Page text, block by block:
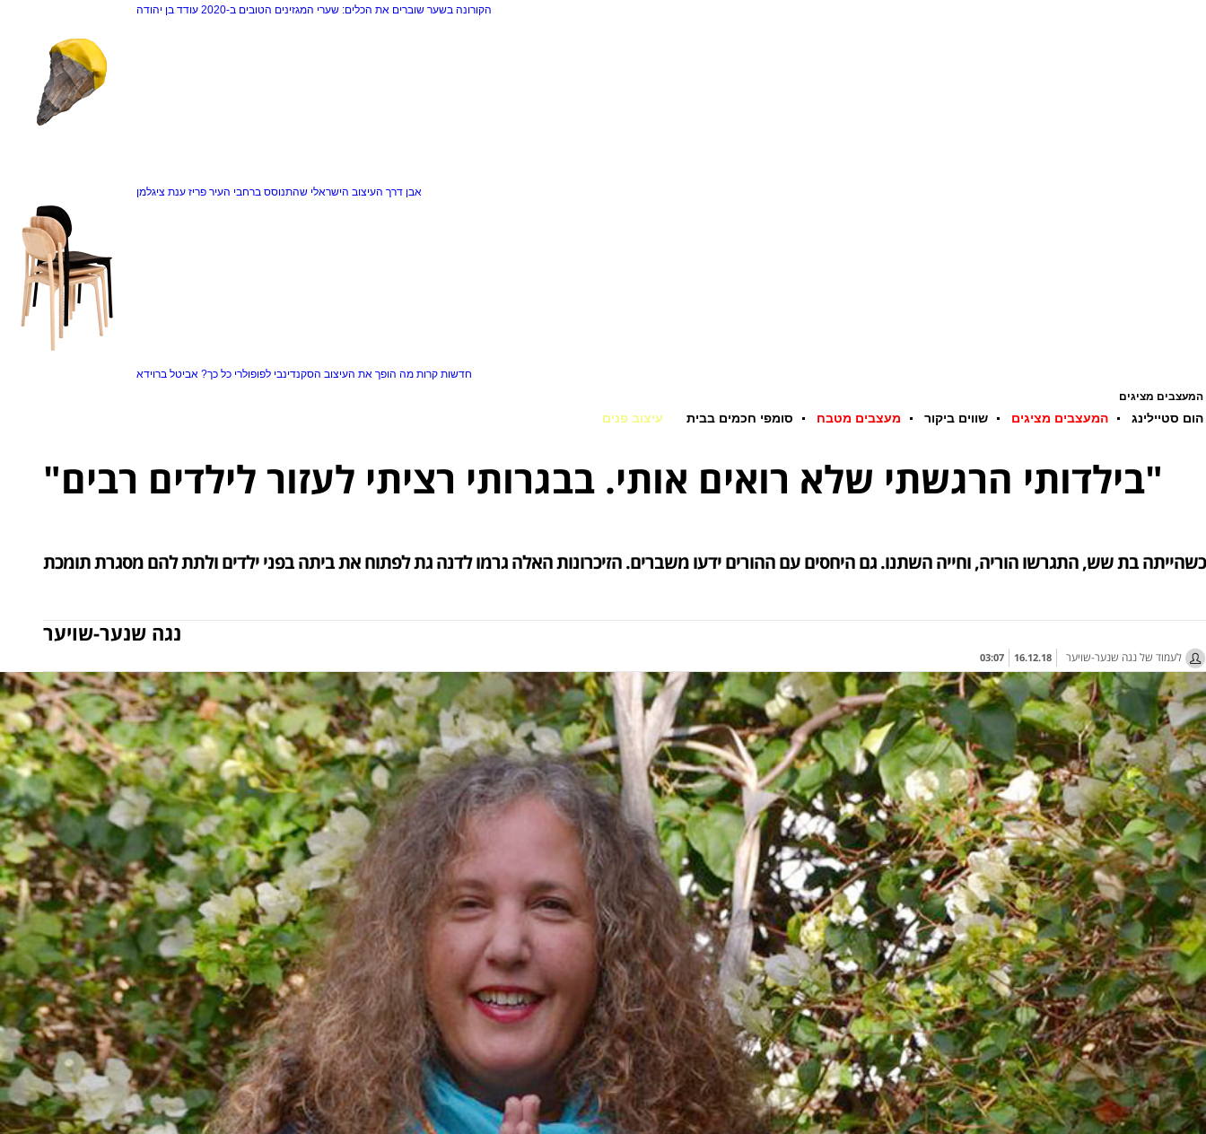
הקורונה בשער שוברים את הכלים: שערי המגזינים הטובים ב-2020 עודד בן יהודה
אבן דרך העיצוב הישראלי שהתנוסס ברחבי העיר פריז ענת ציגלמן
חדשות קרות מה הופך את העיצוב הסקנדינבי לפופולרי כל כך? אביטל ברוידא
המעצבים מציגים
הום סטיילינג המעצבים מציגים שווים ביקור מעצבים מטבח סומפי חכמים בבית עיצוב פנים
"בילדותי הרגשתי שלא רואים אותי. בבגרותי רציתי לעזור לילדים רבים"
כשהייתה בת שש, התגרשו הוריה, וחייה השתנו. גם היחסים עם ההורים ידעו משברים. הזיכרונות האלה גרמו לדנה גת לפתוח את ביתה בפני ילדים ולתת להם מסגרת תומכת
נגה שנער-שויער
לעמוד של נגה שנער-שויער 16.12.18
03:07